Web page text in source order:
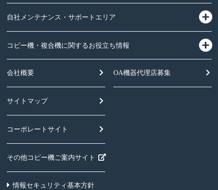
自社メンテナンス・サポートエリア
コピー機・複合機に関するお役立ち情報
会社概要
サイトマップ
コーポレートサイト
その他コピー機ご案内サイト
OA機器代理店募集
情報セキュリティ基本方針